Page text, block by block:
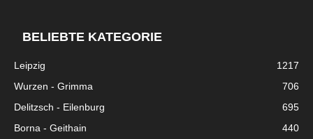
BELIEBTE KATEGORIE
Leipzig
1217
Wurzen - Grimma
706
Delitzsch - Eilenburg
695
Borna - Geithain
440